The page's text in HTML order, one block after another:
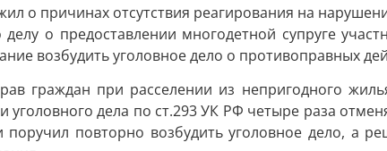
о причинах отсутствия реагирования на
о предоставлении многодетной супруге
возбудить уголовное дело о противоправных
граждан при расселении из непригодного
дела по ст.293 УК РФ четыре раза
повторно возбудить уголовное дело, а